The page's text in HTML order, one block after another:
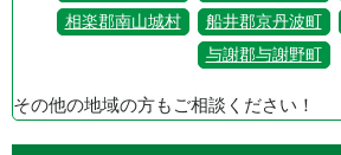
相楽郡南山城村
船井郡京丹波町
与謝郡与謝野町
その他の地域の方もご相談ください！